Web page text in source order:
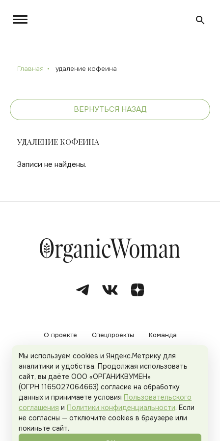
Главная удаление кофеина
ВЕРНУТЬСЯ НАЗАД
УДАЛЕНИЕ КОФЕИНА
Записи не найдены.
О проекте Спецпроекты Команда
Рекламодателям Политика конфиденциальности
Пользовательское соглашение
Organicwoman.ru . Все права защищены.
Мы используем cookies и Яндекс.Метрику для
аналитики и удобства. Продолжая использовать
сайт, вы даёте ООО «ОРГАНИКВУМЕН»
(ОГРН 1165027064663) согласие на обработку
данных и принимаете условия Пользовательского
соглашения и Политики конфиденциальности. Если
не согласны — отключите cookies в браузере или
покиньте сайт.